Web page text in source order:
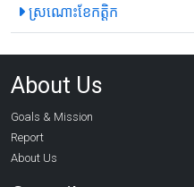
ស្រណោះខែកត្តិក
About Us
Goals & Mission
Report
About Us